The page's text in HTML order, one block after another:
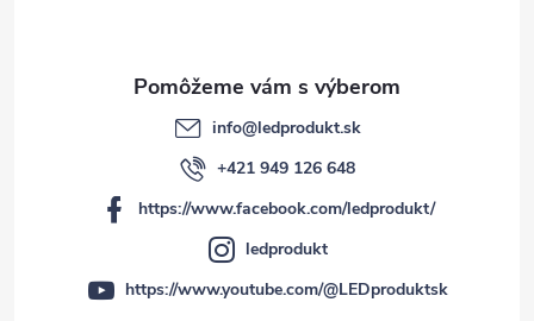
info@ledprodukt.sk
+421 949 126 648
https://www.facebook.com/ledprodukt/
ledprodukt
https://www.youtube.com/@LEDproduktsk